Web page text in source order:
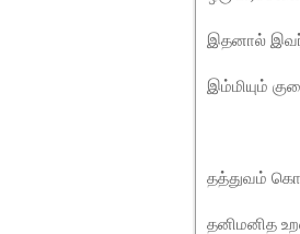
இதனால்
இம்மியும்
தத்துவம்
தனிமனித